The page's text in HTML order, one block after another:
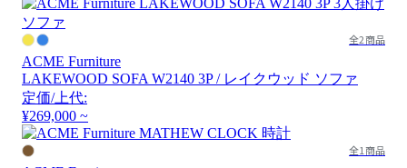
全2商品
ACME Furniture
LAKEWOOD SOFA W2140 3P / レイクウッド ソファ
定価/上代:
¥269,000 ~
全1商品